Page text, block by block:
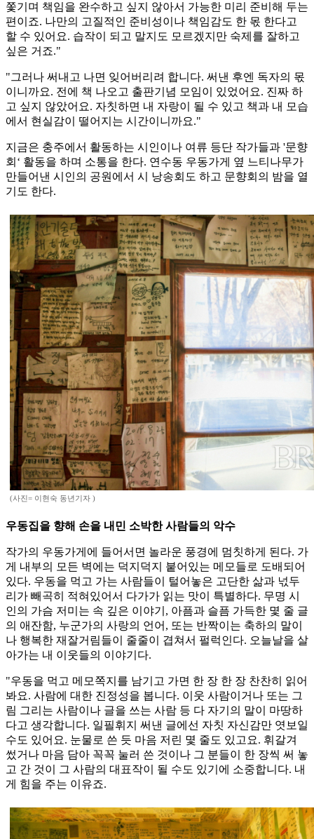
쫓기며 책임을 완수하고 싶지 않아서 가능한 미리 준비해 두는
편이죠. 나만의 고질적인 준비성이나 책임감도 한 몫 한다고
할 수 있어요. 습작이 되고 말지도 모르겠지만 숙제를 잘하고
싶은 거죠."
"그러나 써내고 나면 잊어버리려 합니다. 써낸 후엔 독자의 몫
이니까요. 전에 책 나오고 출판기념 모임이 있었어요. 진짜 하
고 싶지 않았어요. 자칫하면 내 자랑이 될 수 있고 책과 내 모습
에서 현실감이 떨어지는 시간이니까요."
지금은 충주에서 활동하는 시인이나 여류 등단 작가들과 '문향
회‘ 활동을 하며 소통을 한다. 연수동 우동가게 옆 느티나무가
만들어낸 시인의 공원에서 시 낭송회도 하고 문향회의 밤을 열
기도 한다.
(사진= 이현숙 동년기자 )
우동집을 향해 손을 내민 소박한 사람들의 악수
작가의 우동가게에 들어서면 놀라운 풍경에 멈칫하게 된다. 가
게 내부의 모든 벽에는 덕지덕지 붙어있는 메모들로 도배되어
있다. 우동을 먹고 가는 사람들이 털어놓은 고단한 삶과 넋두
리가 빼곡히 적혀있어서 다가가 읽는 맛이 특별하다. 무명 시
인의 가슴 저미는 속 깊은 이야기, 아픔과 슬픔 가득한 몇 줄 글
의 애잔함, 누군가의 사랑의 언어, 또는 반짝이는 축하의 말이
나 행복한 재잘거림들이 줄줄이 겹쳐서 펄럭인다. 오늘날을 살
아가는 내 이웃들의 이야기다.
"우동을 먹고 메모쪽지를 남기고 가면 한 장 한 장 찬찬히 읽어
봐요. 사람에 대한 진정성을 봅니다. 이웃 사람이거나 또는 그
림 그리는 사람이나 글을 쓰는 사람 등 다 자기의 말이 마땅하
다고 생각합니다. 일필휘지 써낸 글에선 자칫 자신감만 엿보일
수도 있어요. 눈물로 쓴 듯 마음 저린 몇 줄도 있고요. 휘갈겨
썼거나 마음 담아 꼭꼭 눌러 쓴 것이나 그 분들이 한 장씩 써 놓
고 간 것이 그 사람의 대표작이 될 수도 있기에 소중합니다. 내
게 힘을 주는 이유죠.